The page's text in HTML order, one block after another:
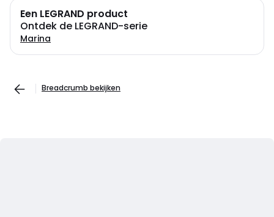
Een LEGRAND product
Ontdek de LEGRAND-serie
Marina
Breadcrumb bekijken